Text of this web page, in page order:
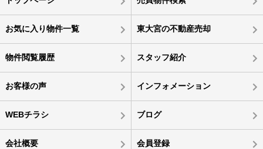
お気に入り物件一覧 東大宮の不動産売却
物件閲覧履歴 スタッフ紹介
お客様の声 インフォメーション
WEBチラシ ブログ
会社概要 会員登録